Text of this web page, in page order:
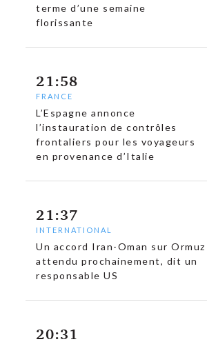
terme d’une semaine
florissante
21:58
FRANCE
L’Espagne annonce
l’instauration de contrôles
frontaliers pour les voyageurs
en provenance d’Italie
21:37
INTERNATIONAL
Un accord Iran-Oman sur Ormuz
attendu prochainement, dit un
responsable US
20:31